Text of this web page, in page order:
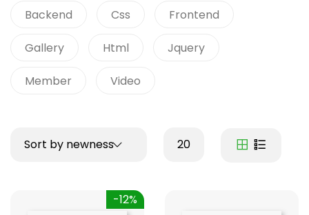
Backend Css Frontend
Gallery Html Jquery
Member Video
Sort by newness 20
-12%